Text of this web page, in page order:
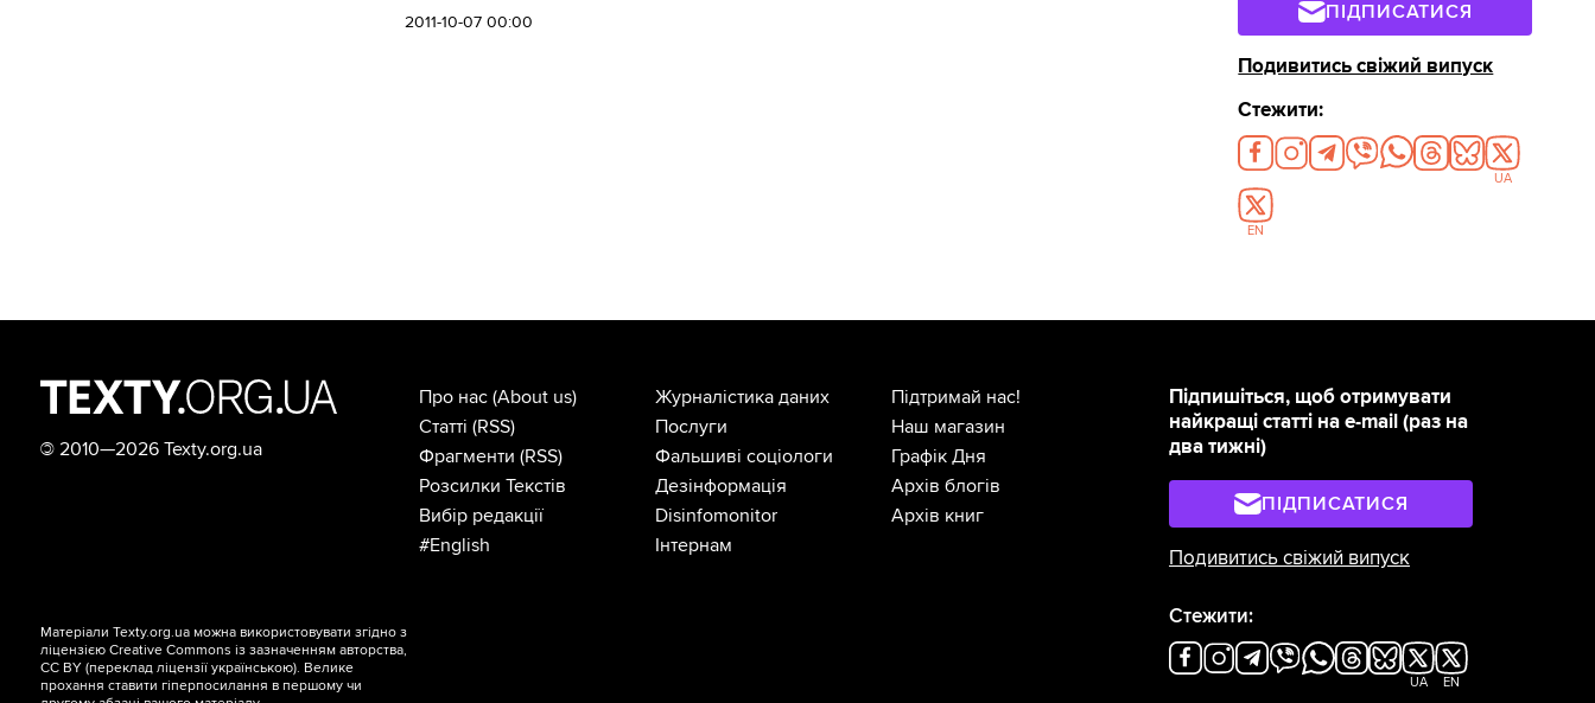
2011-10-07 00:00 ПІДПИСАТИСЯ
Подивитись свіжий випуск
Стежити:
UA
EN
© 2010—2026 Texty.org.ua
Підпишіться, щоб отримувати
найкращі статті на e-mail (раз на
два тижні)
ПІДПИСАТИСЯ
Подивитись свіжий випуск
Стежити:
UA EN
Про нас (About us)
Статті (RSS)
Фрагменти (RSS)
Розсилки Текстів
Вибір редакції
#English
Журналістика даних
Послуги
Фальшиві соціологи
Дезінформація
Disinfomonitor
Інтернам
Підтримай нас!
Наш магазин
Графік Дня
Архів блогів
Архів книг
Матеріали Texty.org.ua можна використовувати згідно з
ліцензієюCreative Commons із зазначенням авторства,
CC BY (переклад ліцензіїукраїнською). Велике
прохання ставити гіперпосилання в першому чи